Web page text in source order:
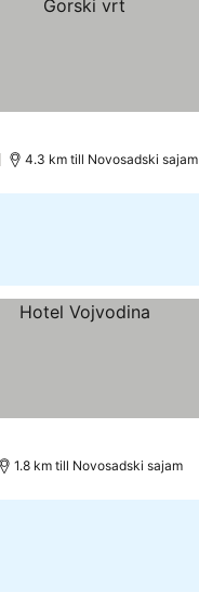
4.3 km till Novosadski sajam
1.8 km till Novosadski sajam